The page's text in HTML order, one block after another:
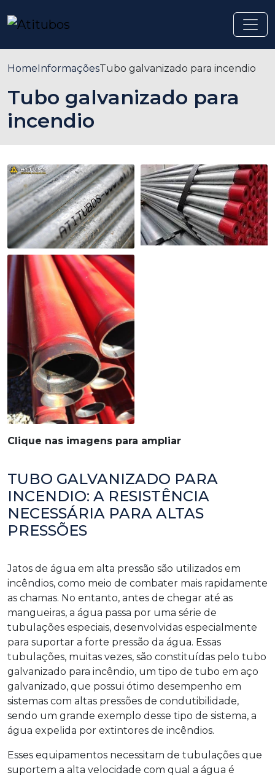
HomeInformaçõesTubo galvanizado para incendio
Tubo galvanizado para
incendio
Clique nas imagens para ampliar
TUBO GALVANIZADO PARA
INCENDIO: A RESISTÊNCIA
NECESSÁRIA PARA ALTAS
PRESSÕES
Jatos de água em alta pressão são utilizados em
incêndios, como meio de combater mais rapidamente
as chamas. No entanto, antes de chegar até as
mangueiras, a água passa por uma série de
tubulações especiais, desenvolvidas especialmente
para suportar a forte pressão da água. Essas
tubulações, muitas vezes, são constituídas pelo tubo
galvanizado para incêndio, um tipo de tubo em aço
galvanizado, que possui ótimo desempenho em
sistemas com altas pressões de condutibilidade,
sendo um grande exemplo desse tipo de sistema, a
água expelida por extintores de incêndios.
Esses equipamentos necessitam de tubulações que
suportem a alta velocidade com qual a água é